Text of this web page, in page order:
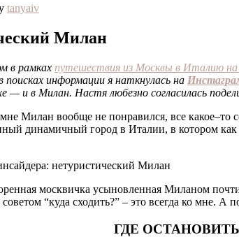
tanyaiv
Милан
в рамках путешествия из Москвы в Италию
поисках информации я наткнулась на
— и в Милан. Настя любезно согласилась
Милан вообще не понравился, все какое–то
динамичный город в Италии, в котором
москвичка усыновленная Миланом
“куда сходить?” – это всегда ко мне.
ГДЕ